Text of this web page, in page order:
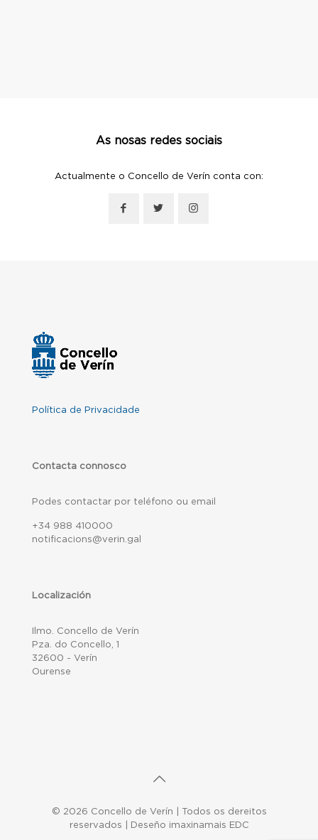
As nosas redes sociais
Actualmente o Concello de Verín conta con:
Política de Privacidade
Contacta connosco
Podes contactar por teléfono ou email
+34 988 410000
notificacions@verin.gal
Localización
Ilmo. Concello de Verín
Pza. do Concello, 1
32600 - Verín
Ourense
© 2026 Concello de Verín | Todos os dereitos
reservados | Deseño imaxinamais EDC